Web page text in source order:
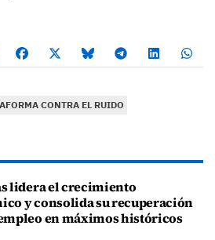
CONTRA EL RUIDO
lidera el crecimiento
y consolida su recuperación
en máximos históricos